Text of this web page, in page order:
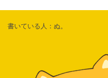
書いている人：ぬ。